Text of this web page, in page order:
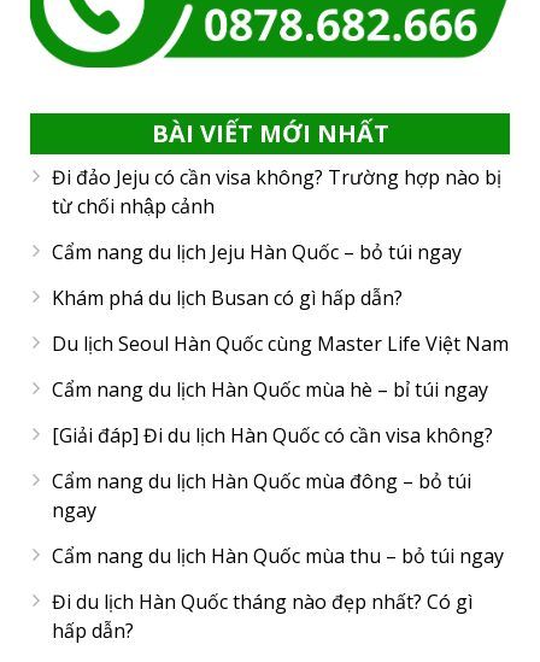
BÀI VIẾT MỚI NHẤT
Đi đảo Jeju có cần visa không? Trường hợp nào bị
từ chối nhập cảnh
Cẩm nang du lịch Jeju Hàn Quốc – bỏ túi ngay
Khám phá du lịch Busan có gì hấp dẫn?
Du lịch Seoul Hàn Quốc cùng Master Life Việt Nam
Cẩm nang du lịch Hàn Quốc mùa hè – bỉ túi ngay
[Giải đáp] Đi du lịch Hàn Quốc có cần visa không?
Cẩm nang du lịch Hàn Quốc mùa đông – bỏ túi
ngay
Cẩm nang du lịch Hàn Quốc mùa thu – bỏ túi ngay
Đi du lịch Hàn Quốc tháng nào đẹp nhất? Có gì
hấp dẫn?